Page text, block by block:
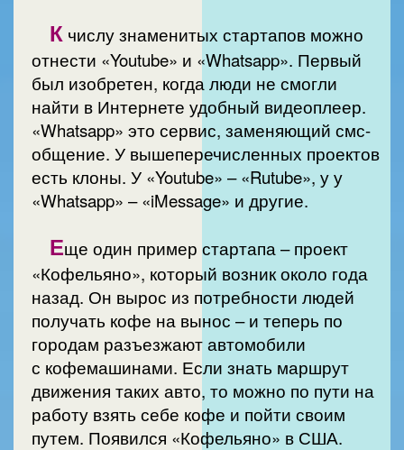
К числу знаменитых стартапов можно
отнести «Youtube» и «Whatsapp». Первый
был изобретен, когда люди не смогли
найти в Интернете удобный видеоплеер.
«Whatsapp» это сервис, заменяющий смс-
общение. У вышеперечисленных проектов
есть клоны. У «Youtube» – «Rutube», у у
«Whatsapp» – «iMessage» и другие.
Еще один пример стартапа – проект
«Кофельяно», который возник около года
назад. Он вырос из потребности людей
получать кофе на вынос – и теперь по
городам разъезжают автомобили
с кофемашинами. Если знать маршрут
движения таких авто, то можно по пути на
работу взять себе кофе и пойти своим
путем. Появился «Кофельяно» в США.